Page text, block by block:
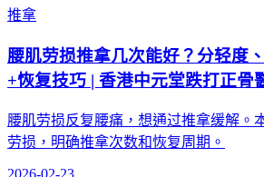
推拿
腰肌劳损推拿几次能好？分轻度
+恢复技巧 | 香港中元堂跌打正骨
腰肌劳损反复腰痛，想通过推拿缓解。
劳损，明确推拿次数和恢复周期。
2026-02-23